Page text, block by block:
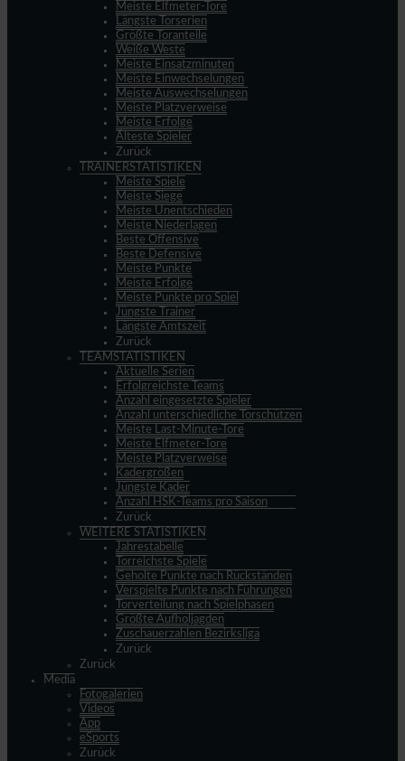
Meiste Elfmeter-Tore
Längste Torserien
Größte Toranteile
Weiße Weste
Meiste Einsatzminuten
Meiste Einwechselungen
Meiste Auswechselungen
Meiste Platzverweise
Meiste Erfolge
Älteste Spieler
Zurück
TRAINERSTATISTIKEN
Meiste Spiele
Meiste Siege
Meiste Unentschieden
Meiste Niederlagen
Beste Offensive
Beste Defensive
Meiste Punkte
Meiste Erfolge
Meiste Punkte pro Spiel
Jüngste Trainer
Längste Amtszeit
Zurück
TEAMSTATISTIKEN
Aktuelle Serien
Erfolgreichste Teams
Anzahl eingesetzte Spieler
Anzahl unterschiedliche Torschützen
Meiste Last-Minute-Tore
Meiste Elfmeter-Tore
Meiste Platzverweise
Kadergrößen
Jüngste Kader
Anzahl HSK-Teams pro Saison
Zurück
WEITERE STATISTIKEN
Jahrestabelle
Torreichste Spiele
Geholte Punkte nach Rückständen
Verspielte Punkte nach Führungen
Torverteilung nach Spielphasen
Größte Aufholjagden
Zuschauerzahlen Bezirksliga
Zurück
Zurück
Media
Fotogalerien
Videos
App
eSports
Zurück